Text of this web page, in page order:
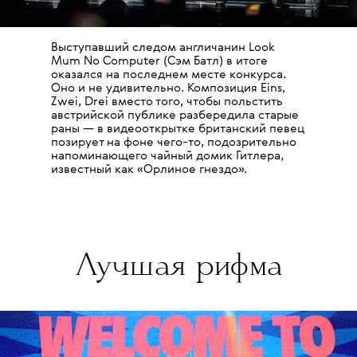
Выступавший следом англичанин Look
Mum No Computer (Сэм Батл) в итоге
оказался на последнем месте конкурса.
Оно и не удивительно. Композиция Eins,
Zwei, Drei вместо того, чтобы польстить
австрийской публике разбередила старые
раны — в видеооткрытке британский певец
позирует на фоне чего-то, подозрительно
напоминающего чайный домик Гитлера,
известный как «Орлиное гнездо».
Лучшая рифма